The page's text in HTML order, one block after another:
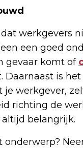
werkgevers
een goed
gevaar komt of
Daarnaast is
werkgever,
richting de
belangrijk.
onderwerp?